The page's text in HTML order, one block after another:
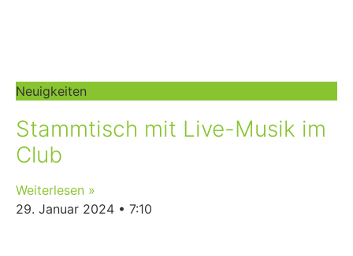
Neuigkeiten
Stammtisch mit Live-Musik im
Club
Weiterlesen »
29. Januar 2024
7:10